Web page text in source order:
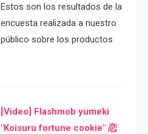
Estos son los resultados de la
encuesta realizada a nuestro
público sobre los productos
[Video] Flashmob yumeki
"Koisuru fortune cookie" 恋